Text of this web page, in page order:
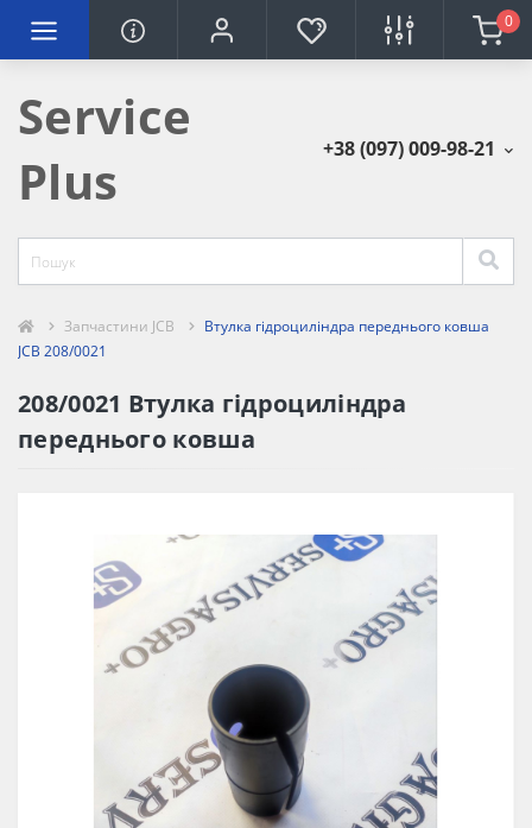
0
Service
Plus
+38 (097) 009-98-21
Запчастини JCB
Втулка гідроциліндра переднього ковша
JCB 208/0021
208/0021 Втулка гідроциліндра
переднього ковша